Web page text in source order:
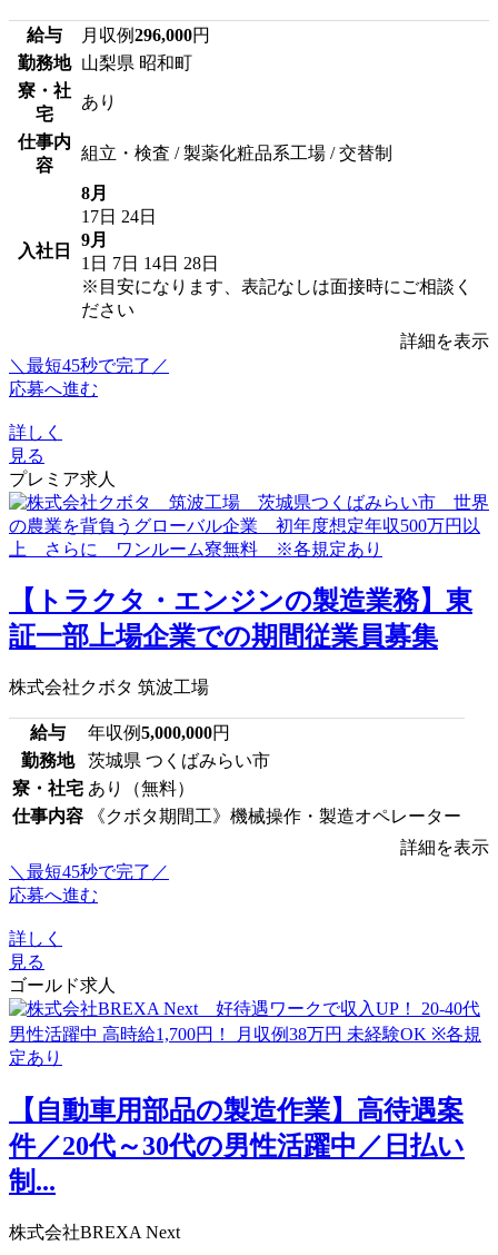
給与 月収例296,000円
勤務地 山梨県 昭和町
寮・社
宅
あり
仕事内
容
組立・検査 / 製薬化粧品系工場 / 交替制
入社日
8月
17日 24日
9月
1日 7日 14日 28日
※目安になります、表記なしは面接時にご相談く
ださい
詳細を表示
＼最短45秒で完了／
応募へ進む
詳しく
見る
プレミア求人
【トラクタ・エンジンの製造業務】東
証一部上場企業での期間従業員募集
株式会社クボタ 筑波工場
給与 年収例5,000,000円
勤務地
茨城県 つくばみらい市
寮・社宅 あり（無料）
仕事内容
《クボタ期間工》機械操作・製造オペレーター
詳細を表示
＼最短45秒で完了／
応募へ進む
詳しく
見る
ゴールド求人
【自動車用部品の製造作業】高待遇案
件／20代～30代の男性活躍中／日払い
制...
株式会社BREXA Next